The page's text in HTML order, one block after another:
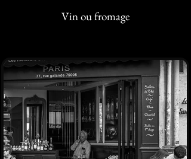
Vin ou fromage